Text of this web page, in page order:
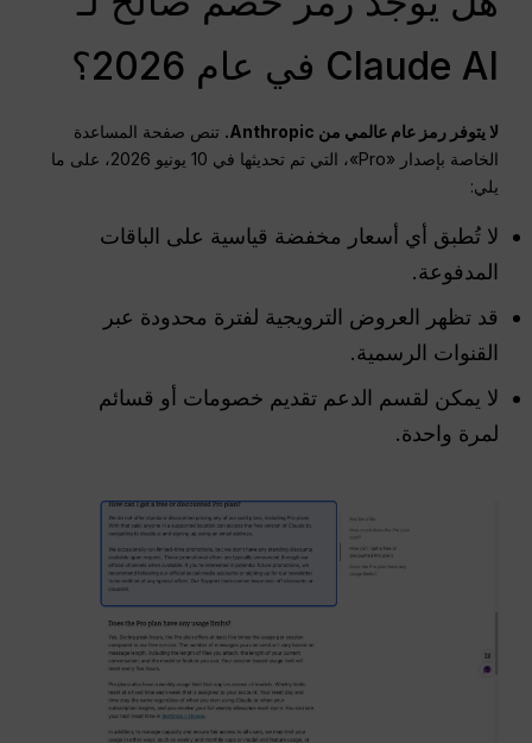
Claude AI في عام 2026؟
لا يتوفر رمز عام عالمي من Anthropic.
تنص صفحة المساعدة
الخاصة بإصدار «Pro»، التي تم تحديثها في 10 يونيو 2026، على ما
يلي:
لا تُطبق أي أسعار مخفضة قياسية على الباقات
المدفوعة.
قد تظهر العروض الترويجية لفترة محدودة عبر
القنوات الرسمية.
لا يمكن لقسم الدعم تقديم خصومات أو قسائم
لمرة واحدة.